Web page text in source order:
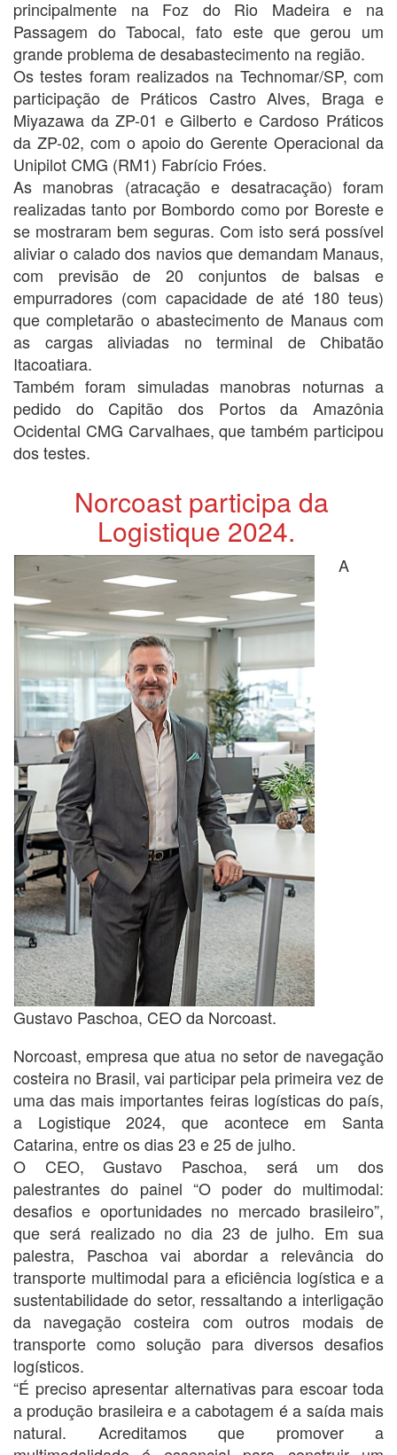
principalmente na Foz do Rio Madeira e na
Passagem do Tabocal, fato este que gerou um
grande problema de desabastecimento na região.
Os testes foram realizados na Technomar/SP, com
participação de Práticos Castro Alves, Braga e
Miyazawa da ZP-01 e Gilberto e Cardoso Práticos
da ZP-02, com o apoio do Gerente Operacional da
Unipilot CMG (RM1) Fabrício Fróes.
As manobras (atracação e desatracação) foram
realizadas tanto por Bombordo como por Boreste e
se mostraram bem seguras. Com isto será possível
aliviar o calado dos navios que demandam Manaus,
com previsão de 20 conjuntos de balsas e
empurradores (com capacidade de até 180 teus)
que completarão o abastecimento de Manaus com
as cargas aliviadas no terminal de Chibatão
Itacoatiara.
Também foram simuladas manobras noturnas a
pedido do Capitão dos Portos da Amazônia
Ocidental CMG Carvalhaes, que também participou
dos testes.
Norcoast participa da
Logistique 2024.
Gustavo Paschoa, CEO da Norcoast.
A
Norcoast, empresa que atua no setor de navegação
costeira no Brasil, vai participar pela primeira vez de
uma das mais importantes feiras logísticas do país,
a Logistique 2024, que acontece em Santa
Catarina, entre os dias 23 e 25 de julho.
O CEO, Gustavo Paschoa, será um dos
palestrantes do painel “O poder do multimodal:
desafios e oportunidades no mercado brasileiro”,
que será realizado no dia 23 de julho. Em sua
palestra, Paschoa vai abordar a relevância do
transporte multimodal para a eficiência logística e a
sustentabilidade do setor, ressaltando a interligação
da navegação costeira com outros modais de
transporte como solução para diversos desafios
logísticos.
“É preciso apresentar alternativas para escoar toda
a produção brasileira e a cabotagem é a saída mais
natural. Acreditamos que promover a